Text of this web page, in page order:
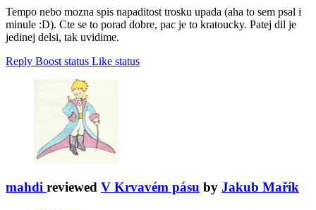
Tempo nebo mozna spis napaditost trosku upada (aha to sem psal i
minule :D). Cte se to porad dobre, pac je to kratoucky. Patej dil je
jedinej delsi, tak uvidime.
Reply Boost status Like status
mahdi reviewed V Krvavém pásu by Jakub Mařík